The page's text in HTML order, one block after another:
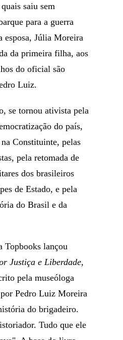
saiu sem
para a guerra
esposa, Júlia Moreira
da primeira filha, aos
do oficial são
Luiz.
se tornou ativista pela
do país,
Constituinte, pelas
pela retomada de
dos brasileiros
de Estado, e pela
do Brasil e da
Topbooks lançou
Justiça e Liberdade,
pela museóloga
Pedro Luiz Moreira
do brigadeiro.
Tudo que ele